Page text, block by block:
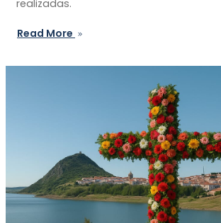
realizadas.
Read More